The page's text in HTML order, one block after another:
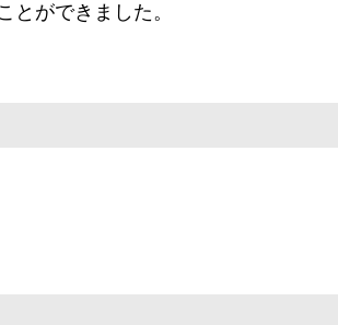
ができました。